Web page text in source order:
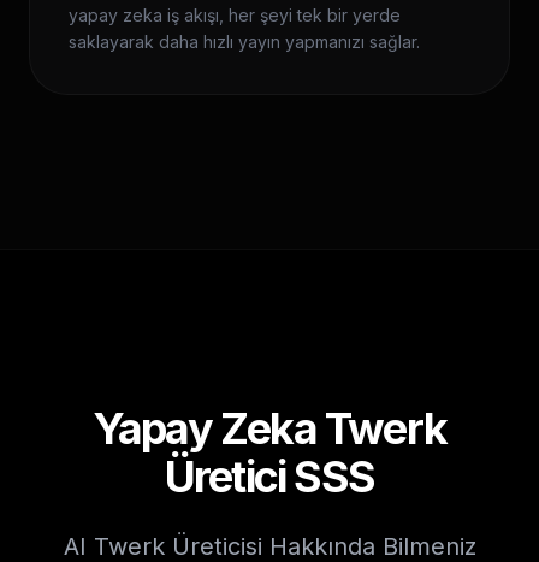
yapay zeka iş akışı, her şeyi tek bir yerde
saklayarak daha hızlı yayın yapmanızı sağlar.
Yapay Zeka Twerk
Üretici SSS
AI Twerk Üreticisi Hakkında Bilmeniz